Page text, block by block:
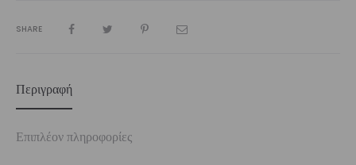
SHARE
Περιγραφή
Επιπλέον πληροφορίες